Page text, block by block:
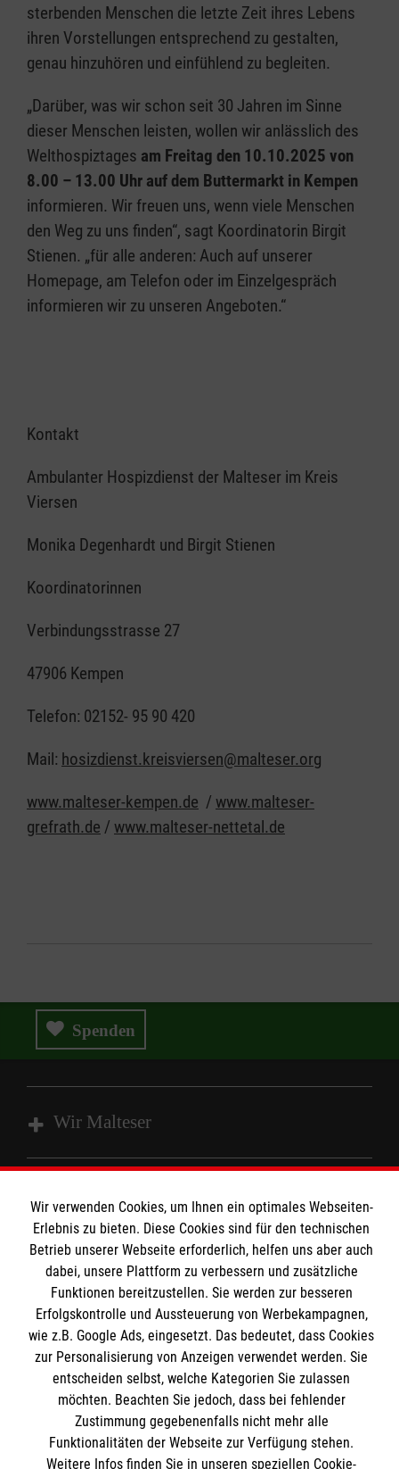
sterbenden Menschen die letzte Zeit ihres Lebens
ihren Vorstellungen entsprechend zu gestalten,
genau hinzuhören und einfühlend zu begleiten.
„Darüber, was wir schon seit 30 Jahren im Sinne
dieser Menschen leisten, wollen wir anlässlich des
Welthospiztages am Freitag den 10.10.2025 von
8.00 – 13.00 Uhr auf dem Buttermarkt in Kempen
informieren. Wir freuen uns, wenn viele Menschen
den Weg zu uns finden“, sagt Koordinatorin Birgit
Stienen. „für alle anderen: Auch auf unserer
Homepage, am Telefon oder im Einzelgespräch
informieren wir zu unseren Angeboten.“
Kontakt
Ambulanter Hospizdienst der Malteser im Kreis
Viersen
Monika Degenhardt und Birgit Stienen
Koordinatorinnen
Verbindungsstrasse 27
47906 Kempen
Telefon: 02152- 95 90 420
Mail: hosizdienst.kreisviersen@malteser.org
www.malteser-kempen.de / www.malteser-
grefrath.de / www.malteser-nettetal.de
Spenden
Wir Malteser
Angebote und Leistungen
Mitarbeiten
Wir Malteser
Informationen
Kontakt
Impressum
Datenschutz
Malteser online
Malteserorden
Malteser International
Sharepoint
Spendenkonto
Wir verwenden Cookies, um Ihnen ein optimales Webseiten-
Erlebnis zu bieten. Diese Cookies sind für den technischen
Betrieb unserer Webseite erforderlich, helfen uns aber auch
dabei, unsere Plattform zu verbessern und zusätzliche
Funktionen bereitzustellen. Sie werden zur besseren
Erfolgskontrolle und Aussteuerung von Werbekampagnen,
wie z.B. Google Ads, eingesetzt. Das bedeutet, dass Cookies
zur Personalisierung von Anzeigen verwendet werden. Sie
entscheiden selbst, welche Kategorien Sie zulassen
möchten. Beachten Sie jedoch, dass bei fehlender
Zustimmung gegebenenfalls nicht mehr alle
Funktionalitäten der Webseite zur Verfügung stehen.
Weitere Infos finden Sie in unseren speziellen Cookie-